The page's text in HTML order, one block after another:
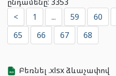
<
1 ... 59 60
65
66 67 68
Բեռնել .xlsx ձևաչափով